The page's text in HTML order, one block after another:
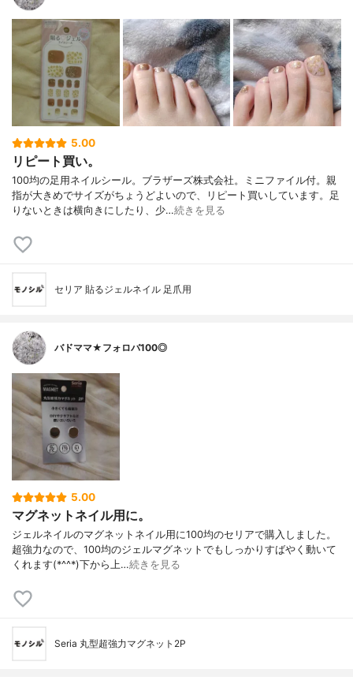
5.00
リピート買い。
100均の足用ネイルシール。ブラザーズ株式会社。ミニファイル付。親
指が大きめでサイズがちょうどよいので、リピート買いしています。足
りないときは横向きにしたり、少…続きを見る
セリア 貼るジェルネイル 足爪用
バドママ★フォロバ100◎
5.00
マグネットネイル用に。
ジェルネイルのマグネットネイル用に100均のセリアで購入しました。
超強力なので、100均のジェルマグネットでもしっかりすばやく動いて
くれます(*^^*)下から上…続きを見る
Seria 丸型超強力マグネット2P